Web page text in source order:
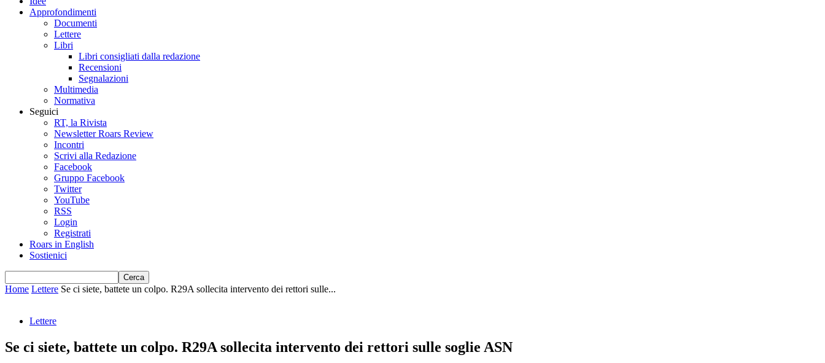
Approfondimenti
Documenti
Lettere
Libri
Libri consigliati dalla redazione
Recensioni
Segnalazioni
Multimedia
Normativa
Seguici
RT, la Rivista
Newsletter Roars Review
Incontri
Scrivi alla Redazione
Facebook
Gruppo Facebook
Twitter
YouTube
RSS
Login
Registrati
Roars in English
Sostienici
Home Lettere Se ci siete, battete un colpo. R29A sollecita intervento dei rettori sulle...
Lettere
Se ci siete, battete un colpo. R29A sollecita intervento dei rettori sulle soglie ASN